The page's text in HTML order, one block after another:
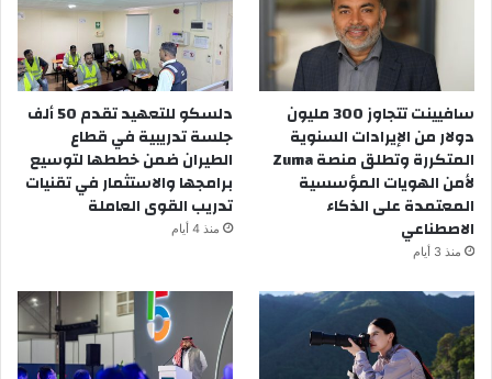
سافيينت تتجاوز 300 مليون
دولار من الإيرادات السنوية
المتكررة وتطلق منصة Zuma
لأمن الهويات المؤسسية
المعتمدة على الذكاء
الاصطناعي
منذ 3 أيام
دلسكو للتعهيد تقدم 50 ألف
جلسة تدريبية في قطاع
الطيران ضمن خططها لتوسيع
برامجها والاستثمار في تقنيات
تدريب القوى العاملة
منذ 4 أيام